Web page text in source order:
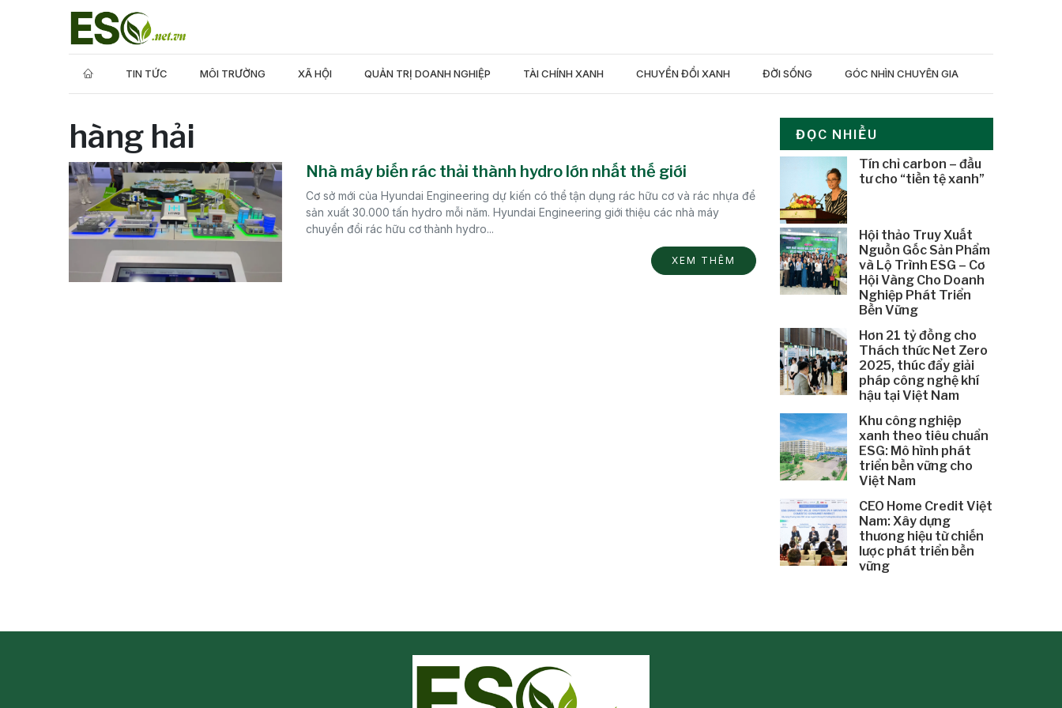
TIN TỨC MÔI TRƯỜNG XÃ HỘI QUẢN TRỊ DOANH NGHIỆP TÀI CHÍNH XANH CHUYỂN ĐỔI XANH ĐỜI SỐNG GÓC NHÌN CHUYÊN GIA
hàng hải
Nhà máy biến rác thải thành hydro lớn nhất thế giới
Cơ sở mới của Hyundai Engineering dự kiến có thể tận dụng rác hữu cơ và rác nhựa để
sản xuất 30.000 tấn hydro mỗi năm. Hyundai Engineering giới thiệu các nhà máy
chuyển đổi rác hữu cơ thành hydro...
XEM THÊM
ĐỌC NHIỀU
Tín chỉ carbon – đầu
tư cho “tiền tệ xanh”
Hội thảo Truy Xuất
Nguồn Gốc Sản Phẩm
và Lộ Trình ESG – Cơ
Hội Vàng Cho Doanh
Nghiệp Phát Triển
Bền Vững
Hơn 21 tỷ đồng cho
Thách thức Net Zero
2025, thúc đẩy giải
pháp công nghệ khí
hậu tại Việt Nam
Khu công nghiệp
xanh theo tiêu chuẩn
ESG: Mô hình phát
triển bền vững cho
Việt Nam
CEO Home Credit Việt
Nam: Xây dựng
thương hiệu từ chiến
lược phát triển bền
vững